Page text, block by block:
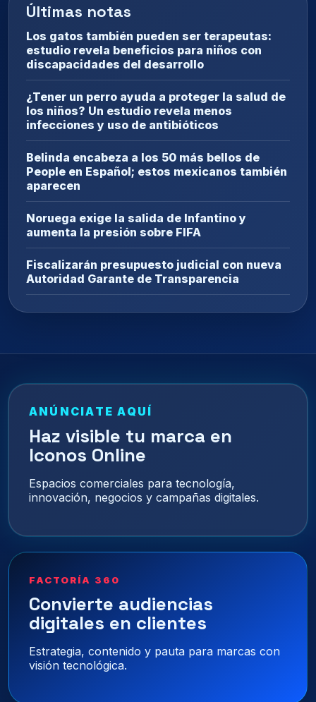
Últimas notas
Los gatos también pueden ser terapeutas:
estudio revela beneficios para niños con
discapacidades del desarrollo
¿Tener un perro ayuda a proteger la salud de
los niños? Un estudio revela menos
infecciones y uso de antibióticos
Belinda encabeza a los 50 más bellos de
People en Español; estos mexicanos también
aparecen
Noruega exige la salida de Infantino y
aumenta la presión sobre FIFA
Fiscalizarán presupuesto judicial con nueva
Autoridad Garante de Transparencia
ANÚNCIATE AQUÍ
Haz visible tu marca en
Iconos Online
Espacios comerciales para tecnología,
innovación, negocios y campañas digitales.
FACTORÍA 360
Convierte audiencias
digitales en clientes
Estrategia, contenido y pauta para marcas con
visión tecnológica.